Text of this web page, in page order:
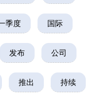
季度 国际
发布 公司
推出 持续